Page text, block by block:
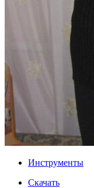
Инструменты
Скачать